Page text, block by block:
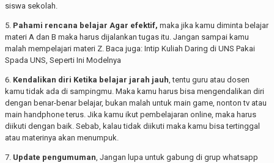
siswa sekolah.
5. Pahami rencana belajar Agar efektif, maka jika kamu diminta belajar
materi A dan B maka harus dijalankan tugas itu. Jangan sampai kamu
malah mempelajari materi Z. Baca juga: Intip Kuliah Daring di UNS Pakai
Spada UNS, Seperti Ini Modelnya
6. Kendalikan diri Ketika belajar jarah jauh, tentu guru atau dosen
kamu tidak ada di sampingmu. Maka kamu harus bisa mengendalikan diri
dengan benar-benar belajar, bukan malah untuk main game, nonton tv atau
main handphone terus. Jika kamu ikut pembelajaran online, maka harus
diikuti dengan baik. Sebab, kalau tidak diikuti maka kamu bisa tertinggal
atau materinya akan menumpuk.
7. Update pengumuman, Jangan lupa untuk gabung di grup whatsapp